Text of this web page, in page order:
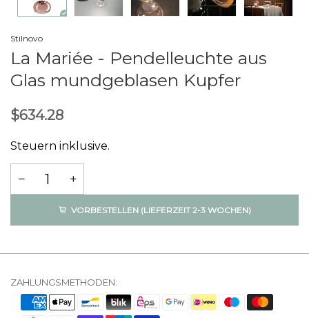
Stilnovo
La Mariée - Pendelleuchte aus
Glas mundgeblasen Kupfer
$634.28
Steuern inklusive.
VORBESTELLEN (LIEFERZEIT 2-3 WOCHEN)
ZAHLUNGSMETHODEN: